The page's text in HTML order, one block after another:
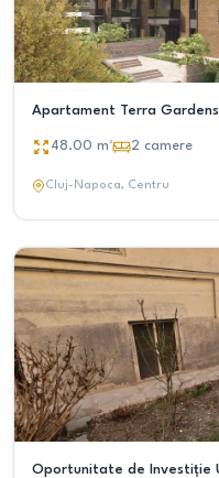
Apartament Terra
48.00 m² 2 camere
Cluj-Napoca, Centru
Oportunitate de Investiție